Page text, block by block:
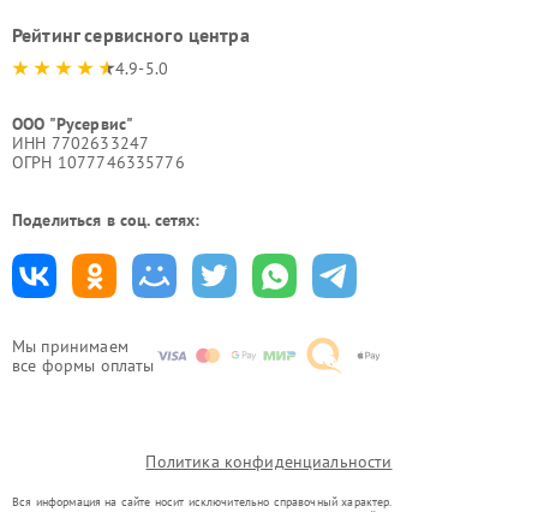
Мы принимаем
все формы оплаты
Рейтинг сервисного центра
4.9-5.0
ООО "Русервис"
ИНН 7702633247
ОГРН 1077746335776
Поделиться в соц. сетях:
Политика конфиденциальности
Вся информация на сайте носит исключительно справочный характер.